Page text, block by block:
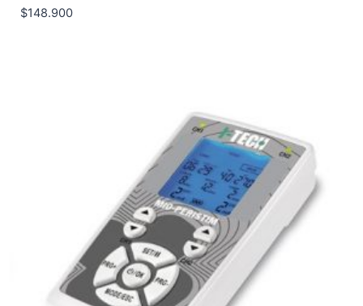
$148.900